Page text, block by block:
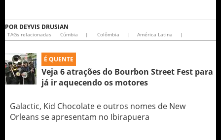
POR DEYVIS DRUSIAN
TAGs relacionadas Cúmbia | Colômbia | América Latina |
É QUENTE
Veja 6 atrações do Bourbon Street Fest para
já ir aquecendo os motores
Galactic, Kid Chocolate e outros nomes de New
Orleans se apresentam no Ibirapuera